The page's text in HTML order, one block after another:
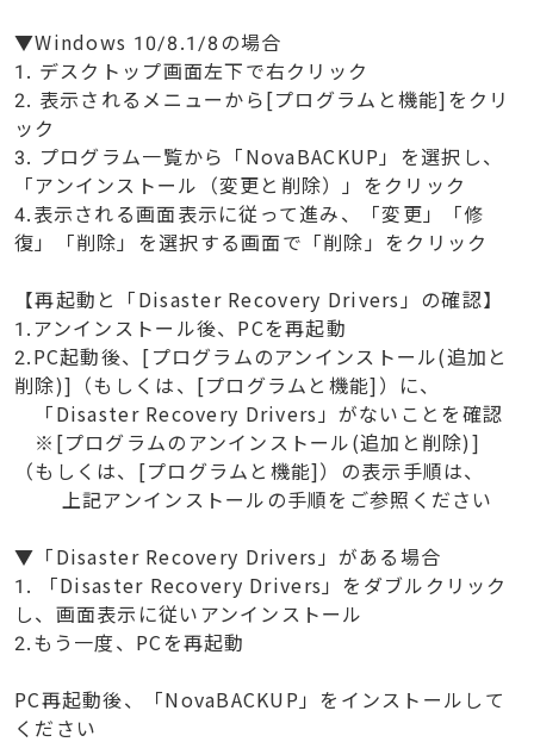
▼Windows 10/8.1/8の場合
1. デスクトップ画面左下で右クリック
2. 表示されるメニューから[プログラムと機能]をクリ
ック
3. プログラム一覧から「NovaBACKUP」を選択し、
「アンインストール（変更と削除）」をクリック
4.表示される画面表示に従って進み、「変更」「修
復」「削除」を選択する画面で「削除」をクリック
【再起動と「Disaster Recovery Drivers」の確認】
1.アンインストール後、PCを再起動
2.PC起動後、[プログラムのアンインストール(追加と
削除)]（もしくは、[プログラムと機能]）に、
「Disaster Recovery Drivers」がないことを確認
※[プログラムのアンインストール(追加と削除)]
（もしくは、[プログラムと機能]）の表示手順は、
上記アンインストールの手順をご参照ください
▼「Disaster Recovery Drivers」がある場合
1. 「Disaster Recovery Drivers」をダブルクリック
し、画面表示に従いアンインストール
2.もう一度、PCを再起動
PC再起動後、「NovaBACKUP」をインストールして
ください